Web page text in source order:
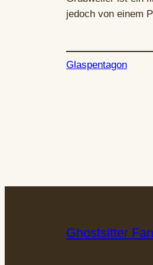
jedoch von einem
Glaspentagon
Ghostsitter